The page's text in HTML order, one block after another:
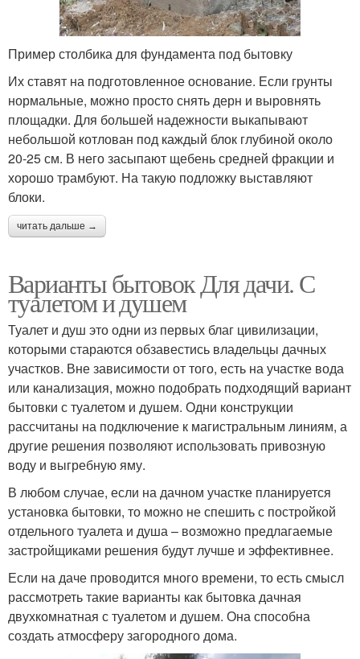
Пример столбика для фундамента под бытовку
Их ставят на подготовленное основание. Если грунты
нормальные, можно просто снять дерн и выровнять
площадки. Для большей надежности выкапывают
небольшой котлован под каждый блок глубиной около
20-25 см. В него засыпают щебень средней фракции и
хорошо трамбуют. На такую подложку выставляют
блоки.
читать дальше →
Варианты бытовок Для дачи. С
туалетом и душем
Туалет и душ это одни из первых благ цивилизации,
которыми стараются обзавестись владельцы дачных
участков. Вне зависимости от того, есть на участке вода
или канализация, можно подобрать подходящий вариант
бытовки с туалетом и душем. Одни конструкции
рассчитаны на подключение к магистральным линиям, а
другие решения позволяют использовать привозную
воду и выгребную яму.
В любом случае, если на дачном участке планируется
установка бытовки, то можно не спешить с постройкой
отдельного туалета и душа – возможно предлагаемые
застройщиками решения будут лучше и эффективнее.
Если на даче проводится много времени, то есть смысл
рассмотреть такие варианты как бытовка дачная
двухкомнатная с туалетом и душем. Она способна
создать атмосферу загородного дома.